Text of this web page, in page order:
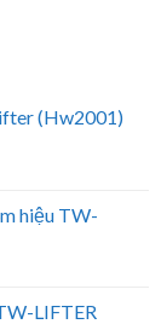
(Hw2001)
hiệu TW-
LIFTER